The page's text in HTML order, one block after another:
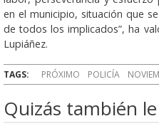
en el municipio, situación que
de todos los implicados”, ha
Lupiáñez.
TAGS: PRÓXIMO POLICÍA
Quizás también